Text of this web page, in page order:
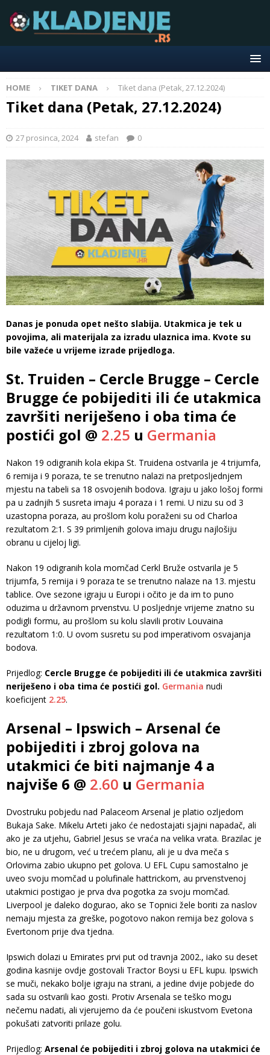
HOME TIKET DANA Tiket dana (Petak, 27.12.2024)
Tiket dana (Petak, 27.12.2024)
27 prosinca, 2024 stefan 0
Danas je ponuda opet nešto slabija. Utakmica je tek u
povojima, ali materijala za izradu ulaznica ima. Kvote su
bile važeće u vrijeme izrade prijedloga.
St. Truiden – Cercle Brugge – Cercle
Brugge će pobijediti ili će utakmica
završiti neriješeno i oba tima će
postići gol @ 2.25 u Germania
Nakon 19 odigranih kola ekipa St. Truidena ostvarila je 4 trijumfa,
6 remija i 9 poraza, te se trenutno nalazi na pretposljednjem
mjestu na tabeli sa 18 osvojenih bodova. Igraju u jako lošoj formi
pa u zadnjih 5 susreta imaju 4 poraza i 1 remi. U nizu su od 3
uzastopna poraza, au prošlom kolu poraženi su od Charloa
rezultatom 2:1. S 39 primljenih golova imaju drugu najlošiju
obranu u cijeloj ligi.
Nakon 19 odigranih kola momčad Cerkl Bruže ostvarila je 5
trijumfa, 5 remija i 9 poraza te se trenutno nalaze na 13. mjestu
tablice. Ove sezone igraju u Europi i očito je da im to puno
oduzima u državnom prvenstvu. U posljednje vrijeme znatno su
podigli formu, au prošlom su kolu slavili protiv Louvaina
rezultatom 1:0. U ovom susretu su pod imperativom osvajanja
bodova.
Prijedlog: Cercle Brugge će pobijediti ili će utakmica završiti
neriješeno i oba tima će postići gol. Germania nudi
koeficijent 2.25.
Arsenal – Ipswich – Arsenal će
pobijediti i zbroj golova na
utakmici će biti najmanje 4 a
najviše 6 @ 2.60 u Germania
Dvostruku pobjedu nad Palaceom Arsenal je platio ozljedom
Bukaja Sake. Mikelu Arteti jako će nedostajati sjajni napadač, ali
ako je za utjehu, Gabriel Jesus se vraća na velika vrata. Brazilac je
bio, ne u drugom, već u trećem planu, ali je u dva meča s
Orlovima zabio ukupno pet golova. U EFL Cupu samostalno je
uveo svoju momčad u polufinale hattrickom, au prvenstvenoj
utakmici postigao je prva dva pogotka za svoju momčad.
Liverpool je daleko dogurao, ako se Topnici žele boriti za naslov
nemaju mjesta za greške, pogotovo nakon remija bez golova s ​​
Evertonom prije dva tjedna.
Ipswich dolazi u Emirates prvi put od travnja 2002., iako su deset
godina kasnije ovdje gostovali Tractor Boysi u EFL kupu. Ipswich
se muči, nekako bolje igraju na strani, a jedine dvije pobjede do
sada su ostvarili kao gosti. Protiv Arsenala se teško mogu
nečemu nadati, ali vjerujemo da će poučeni iskustvom Evetona
pokušati zatvoriti prilaze golu.
Prijedlog: Arsenal će pobijediti i zbroj golova na utakmici će